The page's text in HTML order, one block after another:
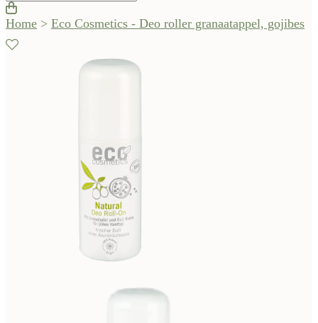
Home > Eco Cosmetics - Deo roller granaatappel, gojibes